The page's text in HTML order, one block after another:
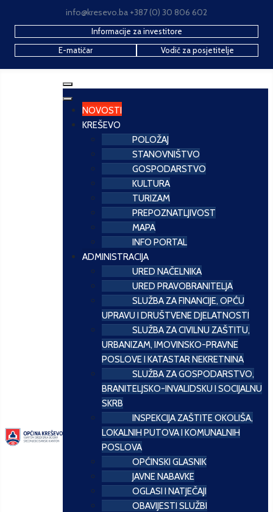
info@kresevo.ba +387 (0) 30 806 602
Informacije za investitore
E-matičar
Vodič za posjetitelje
NOVOSTI
KREŠEVO
POLOŽAJ
STANOVNIŠTVO
GOSPODARSTVO
KULTURA
TURIZAM
PREPOZNATLJIVOST
MAPA
INFO PORTAL
ADMINISTRACIJA
URED NAČELNIKA
URED PRAVOBRANITELJA
SLUŽBA ZA FINANCIJE, OPĆU
UPRAVU I DRUŠTVENE DJELATNOSTI
SLUŽBA ZA CIVILNU ZAŠTITU,
URBANIZAM, IMOVINSKO-PRAVNE
POSLOVE I KATASTAR NEKRETNINA
SLUŽBA ZA GOSPODARSTVO,
BRANITELJSKO-INVALIDSKU I SOCIJALNU
SKRB
INSPEKCIJA ZAŠTITE OKOLIŠA,
LOKALNIH PUTOVA I KOMUNALNIH
POSLOVA
OPĆINSKI GLASNIK
JAVNE NABAVKE
OGLASI I NATJEČAJI
OBAVIJESTI SLUŽBI